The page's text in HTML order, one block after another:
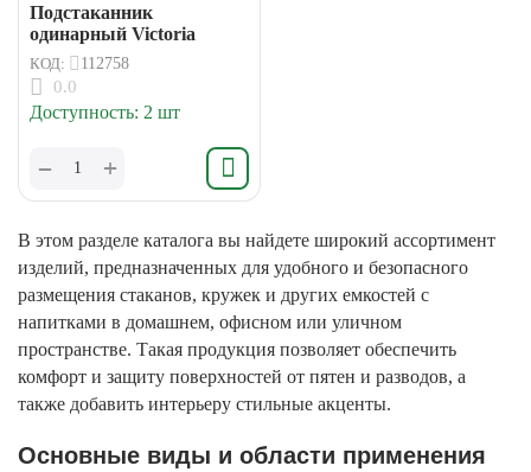
В этом разделе каталога вы найдете широкий ассортимент
изделий, предназначенных для удобного и безопасного
размещения стаканов, кружек и других емкостей с
напитками в домашнем, офисном или уличном
пространстве. Такая продукция позволяет обеспечить
комфорт и защиту поверхностей от пятен и разводов, а
также добавить интерьеру стильные акценты.
Основные виды и области применения
Подстаканник
одинарный Victoria
КОД: 112758
0.0
Доступность: 2 шт
+
−